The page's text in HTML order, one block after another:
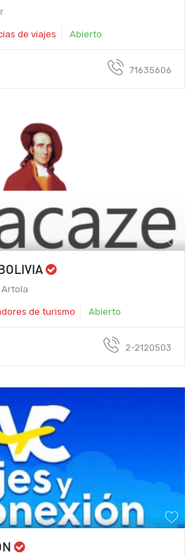
de viajes Abierto
71635606
Artola
de turismo Abierto
2-2120503